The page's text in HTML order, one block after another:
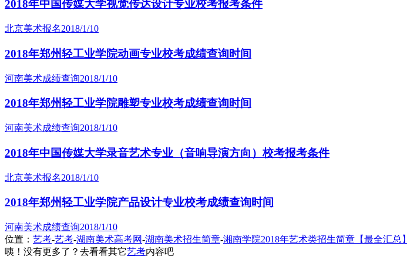
2018年中国传媒大学视觉传达设计专业校考报考条件
北京美术报名2018/1/10
2018年郑州轻工业学院动画专业校考成绩查询时间
河南美术成绩查询2018/1/10
2018年郑州轻工业学院雕塑专业校考成绩查询时间
河南美术成绩查询2018/1/10
2018年中国传媒大学录音艺术专业（音响导演方向）校考报考条件
北京美术报名2018/1/10
2018年郑州轻工业学院产品设计专业校考成绩查询时间
河南美术成绩查询2018/1/10
位置： 艺考-艺考-湖南美术高考网-湖南美术招生简章-湘南学院2018年艺术类招生简章【最全汇总】
咦！没有更多了？去看看其它艺考内容吧